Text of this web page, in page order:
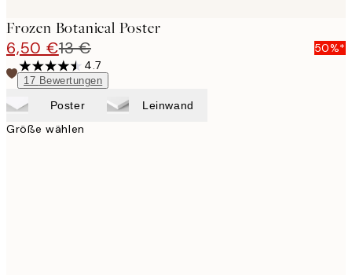
Frozen Botanical Poster
6,50 €13 €
50%*
4.7
17 Bewertungen
Poster Leinwand
Größe wählen